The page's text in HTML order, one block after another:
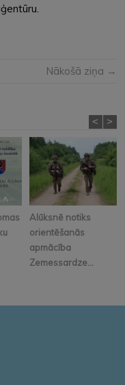
Nākošā ziņa →
Alūksnē notiks
orientēšanās
apmācība
Zemessardze...
< >